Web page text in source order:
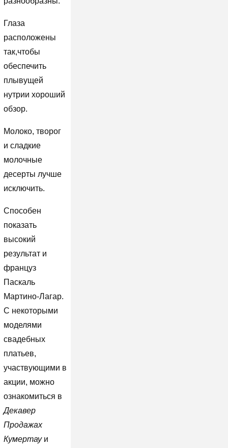
Глаза
расположены
так,чтобы
обеспечить
плывущей
нутрии хороший
обзор.
Молоко, творог
и сладкие
молочные
десерты лучше
исключить.
Способен
показать
высокий
результат и
француз
Паскаль
Мартино-Лагар.
С некоторыми
моделями
свадебных
платьев,
участвующими в
акции, можно
ознакомиться в
Декавер
Продажах
Кумертауи